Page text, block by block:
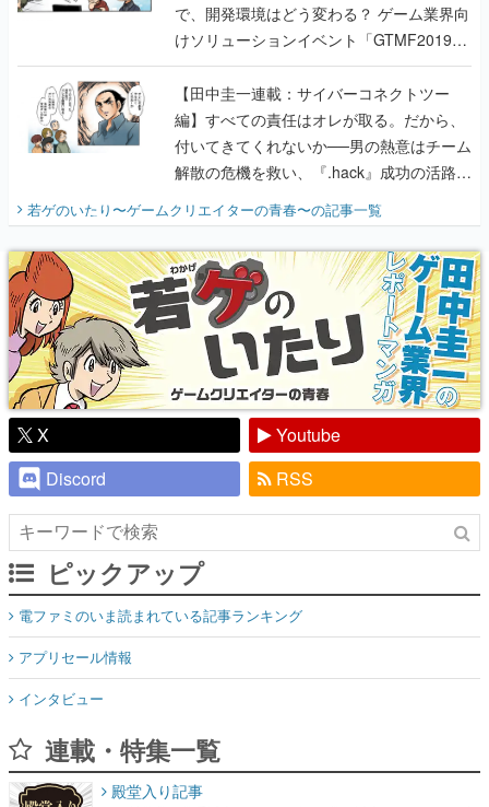
で、開発環境はどう変わる？ ゲーム業界向
けソリューションイベント「GTMF2019」
に行って、より理解を深めよう【PR】
【田中圭一連載：サイバーコネクトツー
編】すべての責任はオレが取る。だから、
付いてきてくれないか──男の熱意はチーム
解散の危機を救い、『.hack』成功の活路を
『少年ジャンプ』色だった【若ゲのいた
り】
若ゲのいたり〜ゲームクリエイターの青春〜の記事一覧
X
Youtube
Discord
RSS
ピックアップ
電ファミのいま読まれている記事ランキング
アプリセール情報
インタビュー
連載・特集一覧
殿堂入り記事